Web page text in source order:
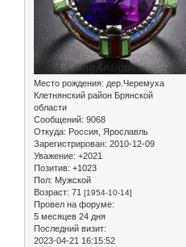
Место рождения: дер.Черемуха
Клетнянский район Брянской
области
Сообщений: 9068
Откуда: Россия, Ярославль
Зарегистрирован: 2010-12-09
Уважение: +2021
Позитив: +1023
Пол: Мужской
Возраст: 71 [1954-10-14]
Провел на форуме:
5 месяцев 24 дня
Последний визит:
2023-04-21 16:15:52